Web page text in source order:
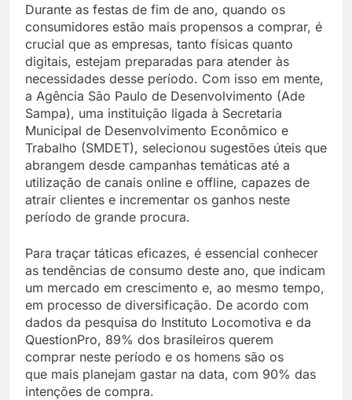
Durante as festas de fim de ano, quando os
consumidores estão mais propensos a comprar, é
crucial que as empresas, tanto físicas quanto
digitais, estejam preparadas para atender às
necessidades desse período. Com isso em mente,
a Agência São Paulo de Desenvolvimento (Ade
Sampa), uma instituição ligada à Secretaria
Municipal de Desenvolvimento Econômico e
Trabalho (SMDET), selecionou sugestões úteis que
abrangem desde campanhas temáticas até a
utilização de canais online e offline, capazes de
atrair clientes e incrementar os ganhos neste
período de grande procura.
Para traçar táticas eficazes, é essencial conhecer
as tendências de consumo deste ano, que indicam
um mercado em crescimento e, ao mesmo tempo,
em processo de diversificação. De acordo com
dados da pesquisa do Instituto Locomotiva e da
QuestionPro, 89% dos brasileiros querem
comprar neste período e os homens são os
que mais planejam gastar na data, com 90% das
intenções de compra.